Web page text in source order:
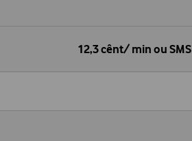
12,3 cênt/ min ou SMS